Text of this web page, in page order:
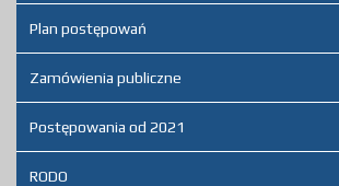
Plan postępowań
Zamówienia publiczne
Postępowania od 2021
RODO